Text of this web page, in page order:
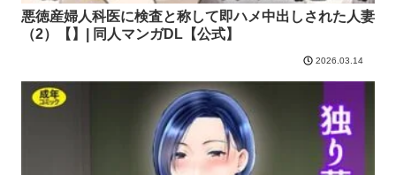
悪徳産婦人科医に検査と称して即ハメ中出しされた人妻
（2）【】| 同人マンガDL【公式】
2026.03.14